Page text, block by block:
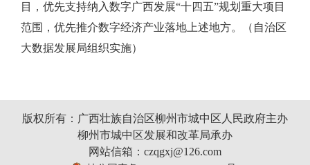
目，优先支持纳入数字广西发展“十四五”规划重大项目
范围，优先推介数字经济产业落地上述地方。（自治区
大数据发展局组织实施）
版权所有：广西壮族自治区柳州市城中区人民政府主办
柳州市城中区发展和改革局承办
网站信箱：czqgxj@126.com